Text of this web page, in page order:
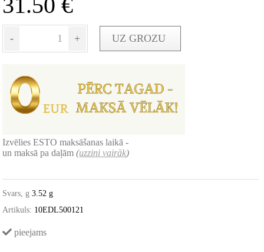
- + UZ GROZU
Izvēlies ESTO maksāšanas laikā -
un maksā pa daļām(uzzini vairāk)
Svars, g 3.52 g
Artikuls: 10EDL500121
pieejams